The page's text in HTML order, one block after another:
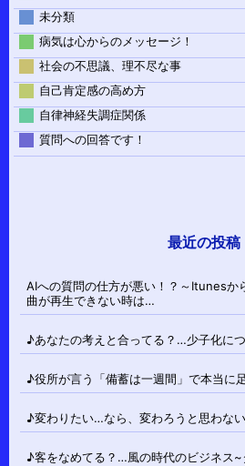
未分類
病気は心からのメッセージ！
社会の不思議、理不尽な事
自己肯定感の高め方
自律神経失調症関係
質問への回答です！
最近の投稿
AIへの質問の仕方が悪い！？～Itunesか
曲が再生できない時は…
♪あなたの考えと合ってる？…少子化に
♪役所が言う「備蓄は一週間」で本当に
♪変わりたい…なら、変わろうと思わな
♪客をなめてる？…風の時代のビジネス